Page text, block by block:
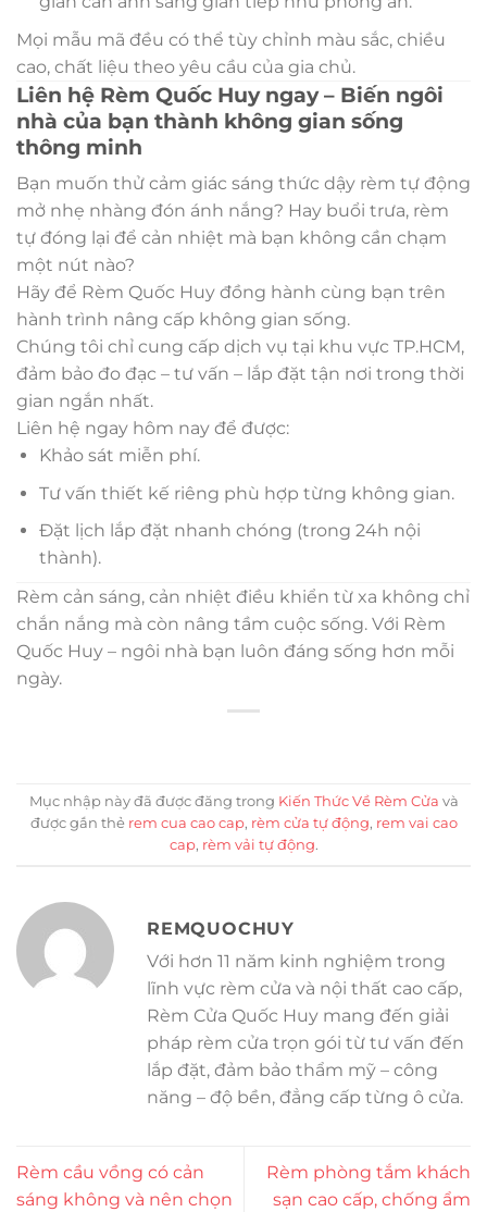
Mọi mẫu mã đều có thể tùy chỉnh màu sắc, chiều
cao, chất liệu theo yêu cầu của gia chủ.
Liên hệ Rèm Quốc Huy ngay – Biến ngôi
nhà của bạn thành không gian sống
thông minh
Bạn muốn thử cảm giác sáng thức dậy rèm tự động
mở nhẹ nhàng đón ánh nắng? Hay buổi trưa, rèm
tự đóng lại để cản nhiệt mà bạn không cần chạm
một nút nào?
Hãy để Rèm Quốc Huy đồng hành cùng bạn trên
hành trình nâng cấp không gian sống.
Chúng tôi chỉ cung cấp dịch vụ tại khu vực TP.HCM,
đảm bảo đo đạc – tư vấn – lắp đặt tận nơi trong thời
gian ngắn nhất.
Liên hệ ngay hôm nay để được:
Khảo sát miễn phí.
Tư vấn thiết kế riêng phù hợp từng không gian.
Đặt lịch lắp đặt nhanh chóng (trong 24h nội
thành).
Rèm cản sáng, cản nhiệt điều khiển từ xa không chỉ
chắn nắng mà còn nâng tầm cuộc sống. Với Rèm
Quốc Huy – ngôi nhà bạn luôn đáng sống hơn mỗi
ngày.
Mục nhập này đã được đăng trong Kiến Thức Về Rèm Cửa và
được gắn thẻ rem cua cao cap, rèm cửa tự động, rem vai cao
cap, rèm vải tự động.
REMQUOCHUY
Với hơn 11 năm kinh nghiệm trong
lĩnh vực rèm cửa và nội thất cao cấp,
Rèm Cửa Quốc Huy mang đến giải
pháp rèm cửa trọn gói từ tư vấn đến
lắp đặt, đảm bảo thẩm mỹ – công
năng – độ bền, đẳng cấp từng ô cửa.
Rèm cầu vồng có cản
sáng không và nên chọn
Rèm phòng tắm khách
sạn cao cấp, chống ẩm